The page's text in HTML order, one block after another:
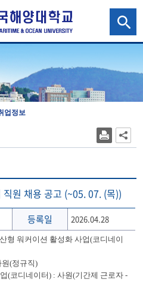
업정보
원 채용 공고 (~05. 07. (목))
등록일 2026.04.28
형 워커이션 활성화 사업(코디네이
(정규직)
디네이터) : 사원(기간제 근로자 -